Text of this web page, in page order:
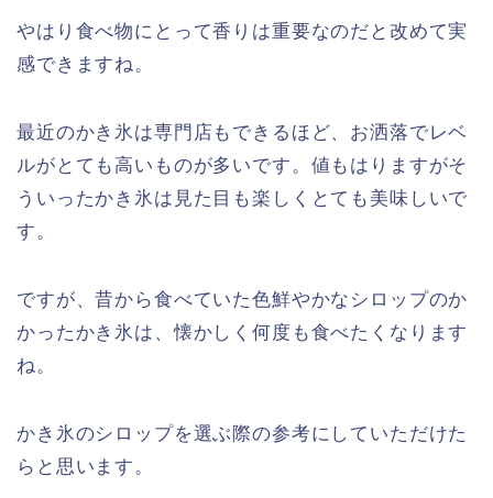
やはり食べ物にとって香りは重要なのだと改めて実
感できますね。
最近のかき氷は専門店もできるほど、お洒落でレベ
ルがとても高いものが多いです。値もはりますがそ
ういったかき氷は見た目も楽しくとても美味しいで
す。
ですが、昔から食べていた色鮮やかなシロップのか
かったかき氷は、懐かしく何度も食べたくなります
ね。
かき氷のシロップを選ぶ際の参考にしていただけた
らと思います。